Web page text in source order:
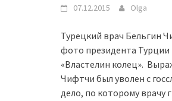
07.12.2015 Olga
Турецкий врач Бельгин
фото президента Турции
«Властелин колец».
Чифтчи был уволен с
дело, по которому врачу